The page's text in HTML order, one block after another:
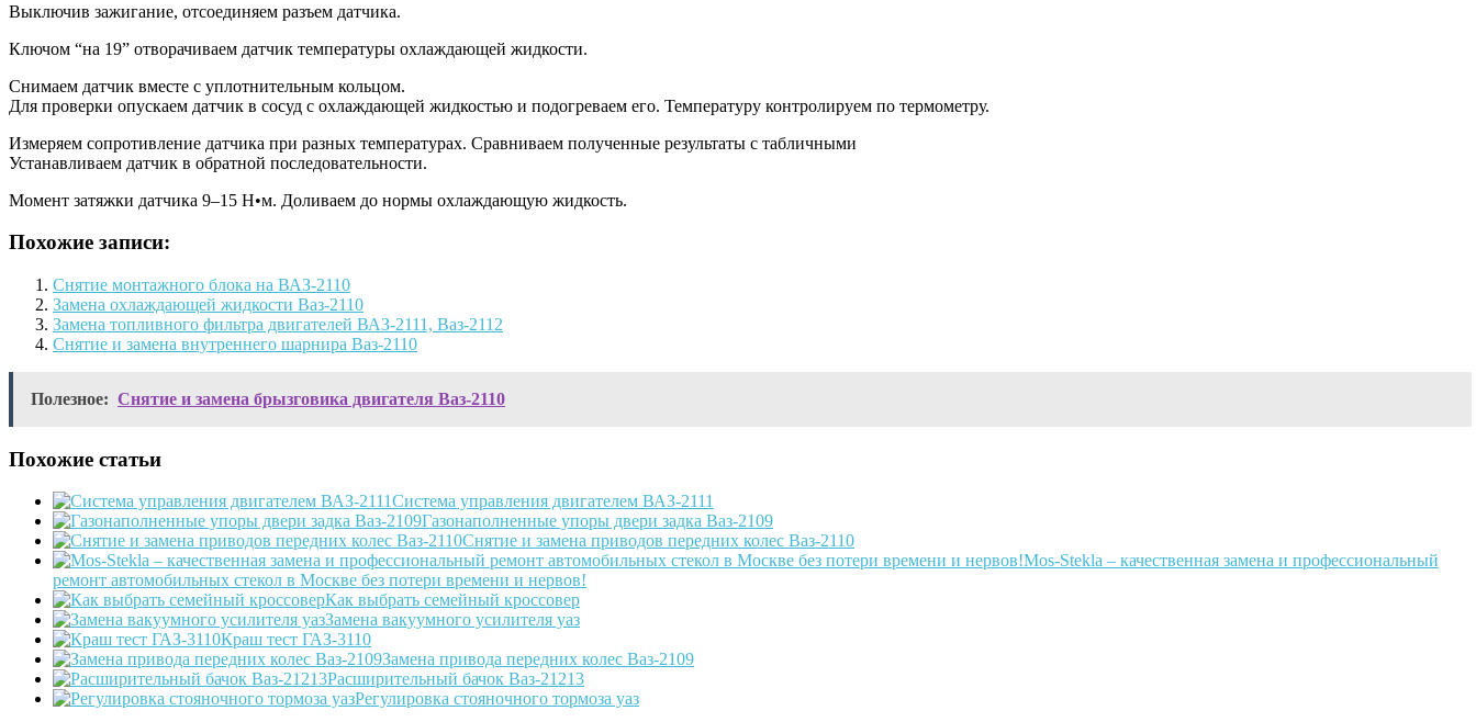
Выключив зажигание, отсоединяем разъем датчика.
Ключом “на 19” отворачиваем датчик температуры охлаждающей жидкости.
Снимаем датчик вместе с уплотнительным кольцом.
Для проверки опускаем датчик в сосуд с охлаждающей жидкостью и подогреваем его. Температуру контролируем по термометру.
Измеряем сопротивление датчика при разных температурах. Сравниваем полученные результаты с табличными
Устанавливаем датчик в обратной последовательности.
Момент затяжки датчика 9–15 Н•м. Доливаем до нормы охлаждающую жидкость.
Похожие записи:
Снятие монтажного блока на ВАЗ-2110
Замена охлаждающей жидкости Ваз-2110
Замена топливного фильтра двигателей ВАЗ-2111, Ваз-2112
Снятие и замена внутреннего шарнира Ваз-2110
Полезное: Снятие и замена брызговика двигателя Ваз-2110
Похожие статьи
Система управления двигателем ВАЗ-2111
Газонаполненные упоры двери задка Ваз-2109
Снятие и замена приводов передних колес Ваз-2110
Mos-Stekla – качественная замена и профессиональный
ремонт автомобильных стекол в Москве без потери времени и нервов!
Как выбрать семейный кроссовер
Замена вакуумного усилителя уаз
Краш тест ГАЗ-3110
Замена привода передних колес Ваз-2109
Расширительный бачок Ваз-21213
Регулировка стояночного тормоза уаз